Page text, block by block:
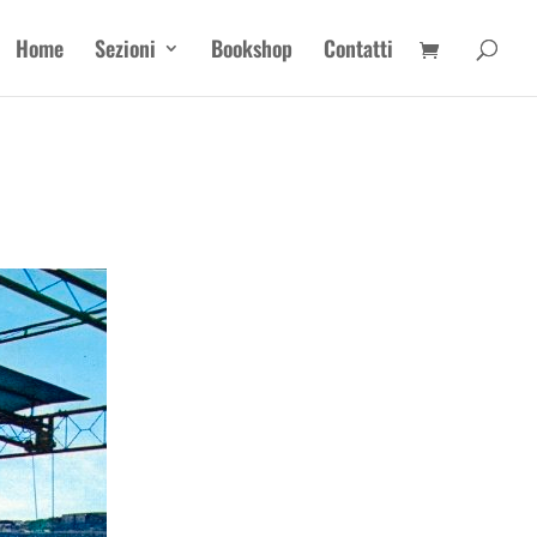
Home Sezioni Bookshop Contatti